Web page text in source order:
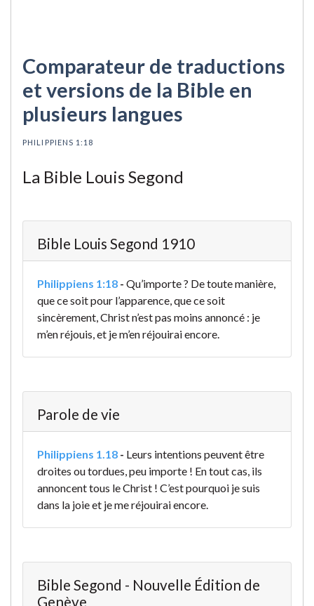
Comparateur de traductions
et versions de la Bible en
plusieurs langues
PHILIPPIENS 1:18
La Bible Louis Segond
Bible Louis Segond 1910
Philippiens 1:18 - Qu’importe ? De toute manière,
que ce soit pour l’apparence, que ce soit
sincèrement, Christ n’est pas moins annoncé : je
m’en réjouis, et je m’en réjouirai encore.
Parole de vie
Philippiens 1.18 - Leurs intentions peuvent être
droites ou tordues, peu importe ! En tout cas, ils
annoncent tous le Christ ! C’est pourquoi je suis
dans la joie et je me réjouirai encore.
Bible Segond - Nouvelle Édition de
Genève